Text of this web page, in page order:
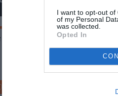
I want to opt-out of
of my Personal
was collected.
Opted In
2022